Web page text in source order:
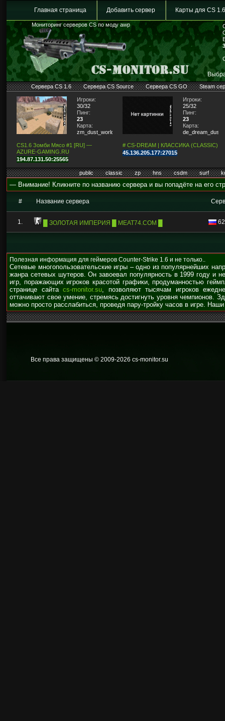
Главная страница Добавить сервер Карты для CS 1.6
Мониторинг серверов CS по моду awp
Сервера CS 1.6 Сервера CS Source Сервера CS GO Steam
Игроки:
30/32
Пинг:
23
Карта:
zm_dust_world
CS1.6 Зомби Мясо #1 [RU] —
AZURE-GAMING.RU
194.87.131.50:25565
Игроки:
25/32
Пинг:
23
Карта:
# CS-DREAM | КЛАССИКА (CLASSIC)
45.136.205.177:27015
public classic zp hns csdm surf
— Внимание! Кликните по названию сервера и вы попадёте на его
# Название сервера
1. █ ЗОЛОТАЯ ИМПЕРИЯ █ MEAT74.COM █
Полезная информация для геймеров Counter-Strike 1.6 и не только..
Сетевые многопользовательские игры – одно из популярнейших
жанра сетевых шутеров. Он завоевал популярность в 1999 году и
игр, поражающих игроков красотой графики, продуманностью
странице сайта cs-monitor.su, позволяют тысячам игроков
оттачивают свое умение, стремясь достигнуть уровня чемпионов.
можно просто расслабиться, проведя пару-тройку часов в игре.
Все права защищены © 2009-2026 cs-monitor.su